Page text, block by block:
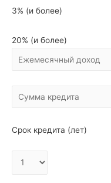
3% (и более)
20% (и более)
Срок кредита (лет)